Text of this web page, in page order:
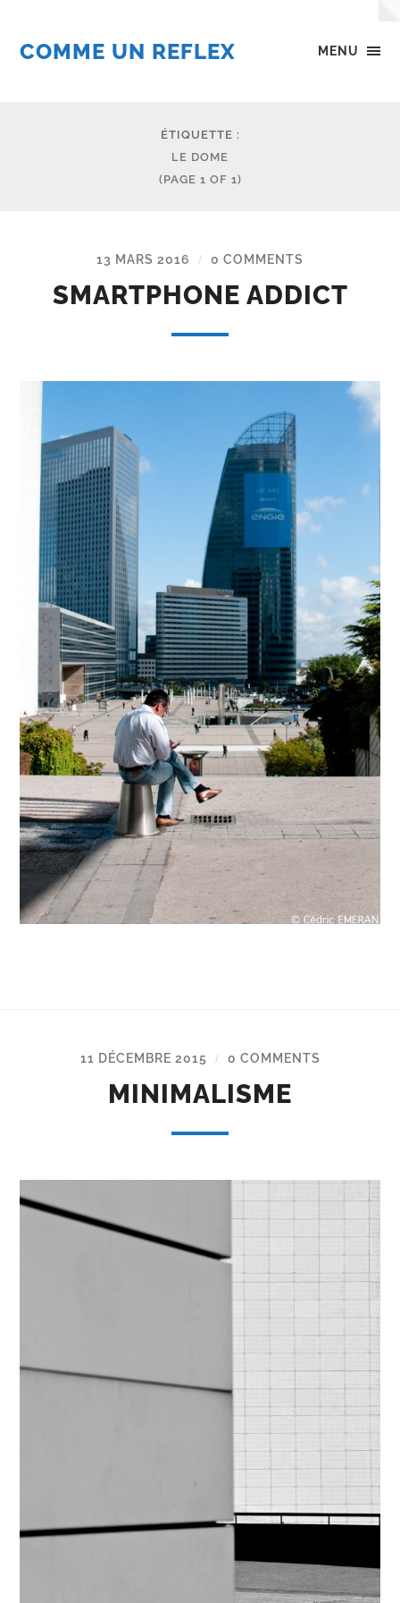
MENU
COMME UN REFLEX
ÉTIQUETTE :
LE DOME
(PAGE 1 OF 1)
13 MARS 2016 / 0 COMMENTS
SMARTPHONE ADDICT
11 DÉCEMBRE 2015 / 0 COMMENTS
MINIMALISME